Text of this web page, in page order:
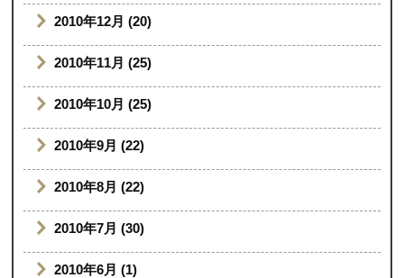
2010年12月 (20)
2010年11月 (25)
2010年10月 (25)
2010年9月 (22)
2010年8月 (22)
2010年7月 (30)
2010年6月 (1)